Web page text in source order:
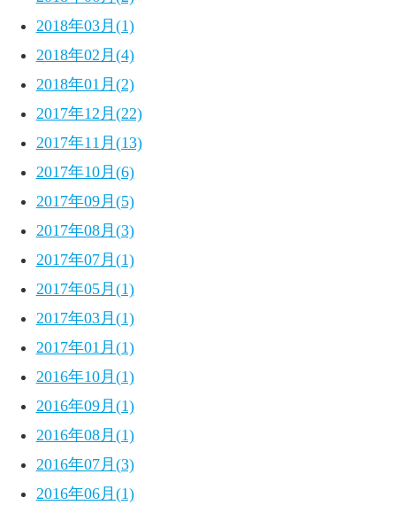
2018年03月(1)
2018年02月(4)
2018年01月(2)
2017年12月(22)
2017年11月(13)
2017年10月(6)
2017年09月(5)
2017年08月(3)
2017年07月(1)
2017年05月(1)
2017年03月(1)
2017年01月(1)
2016年10月(1)
2016年09月(1)
2016年08月(1)
2016年07月(3)
2016年06月(1)